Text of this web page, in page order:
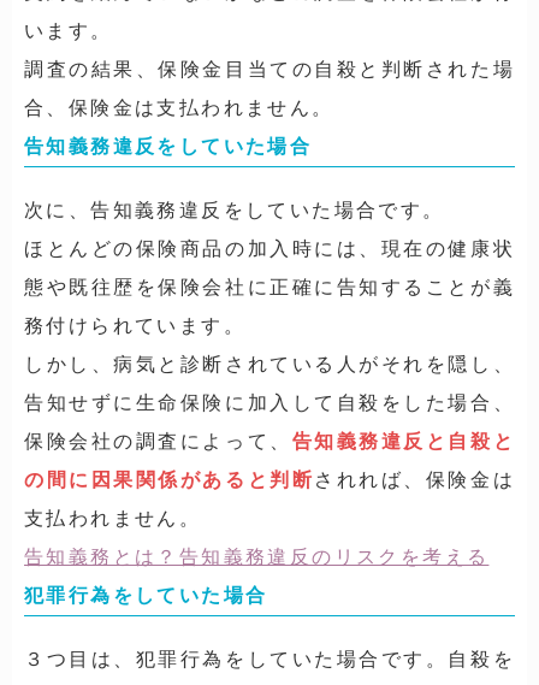
います。
調査の結果、保険金目当ての自殺と判断された場
合、保険金は支払われません。
告知義務違反をしていた場合
次に、告知義務違反をしていた場合です。
ほとんどの保険商品の加入時には、現在の健康状
態や既往歴を保険会社に正確に告知することが義
務付けられています。
しかし、病気と診断されている人がそれを隠し、
告知せずに生命保険に加入して自殺をした場合、
保険会社の調査によって、 告知義務違反と自殺と
の間に因果関係があると判断 されれば、保険金は
支払われません。
告知義務とは？告知義務違反のリスクを考える
犯罪行為をしていた場合
３つ目は、犯罪行為をしていた場合です。自殺を